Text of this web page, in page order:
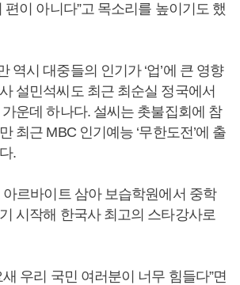
편이 아니다”고 목소리를 높이기도 했
역시 대중들의 인기가 ‘업’에 큰 영향
설민석씨도 최근 최순실 정국에서
운데 하나다. 설씨는 촛불집회에 참
최근 MBC 인기예능 ‘무한도전’에 출
.
르바이트 삼아 보습학원에서 중학
시작해 한국사 최고의 스타강사로
우리 국민 여러분이 너무 힘들다”면